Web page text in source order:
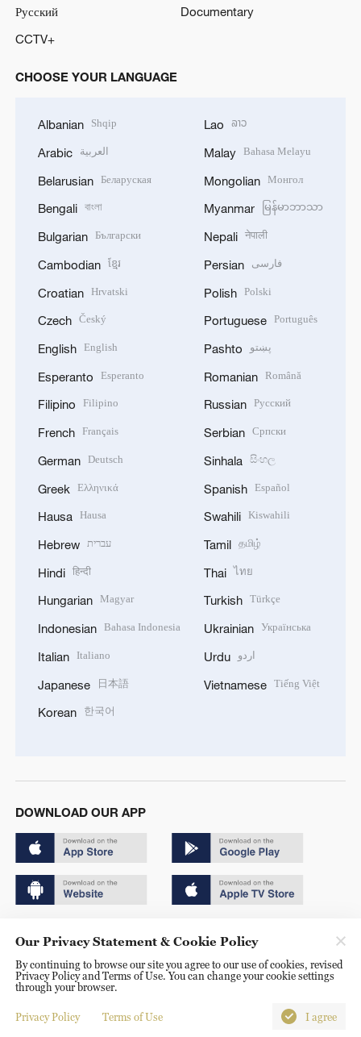
Русский
Documentary
CCTV+
CHOOSE YOUR LANGUAGE
Albanian Shqip
Arabic العربية
Belarusian Беларуская
Bengali বাংলা
Bulgarian Български
Cambodian ខ្មែរ
Croatian Hrvatski
Czech Český
English English
Esperanto Esperanto
Filipino Filipino
French Français
German Deutsch
Greek Ελληνικά
Hausa Hausa
Hebrew עברית
Hindi हिन्दी
Hungarian Magyar
Indonesian Bahasa Indonesia
Italian Italiano
Japanese 日本語
Korean 한국어
Lao ລາວ
Malay Bahasa Melayu
Mongolian Монгол
Myanmar မြန်မာဘာသာ
Nepali नेपाली
Persian فارسی
Polish Polski
Portuguese Português
Pashto پښتو
Romanian Română
Russian Русский
Serbian Српски
Sinhala සිංහල
Spanish Español
Swahili Kiswahili
Tamil தமிழ்
Thai ไทย
Turkish Türkçe
Ukrainian Українська
Urdu اردو
Vietnamese Tiếng Việt
DOWNLOAD OUR APP
京ICP备20000184号
京公网安备 11010502050052号
Disinformation report hotline: 010-85061466
Our Privacy Statement & Cookie Policy
By continuing to browse our site you agree to our use of cookies, revised
Privacy Policy and Terms of Use. You can change your cookie settings
through your browser.
Privacy Policy Terms of Use I agree